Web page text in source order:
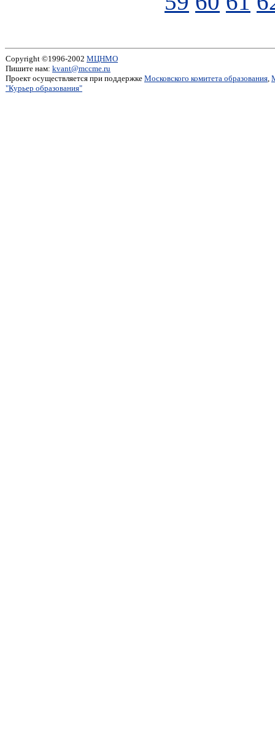
Copyright ©1996-2002 МЦНМО
Пишите нам: kvant@mccme.ru
Проект осуществляется при поддержке Московского комитета образования,
"Курьер образования"